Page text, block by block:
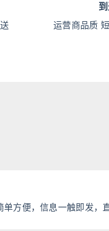
运营商品质
方便，信息一触即发，